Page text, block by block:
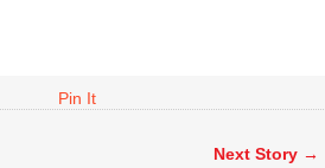
Pin It
Next Story →